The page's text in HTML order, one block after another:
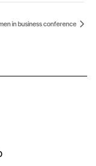
in business conference